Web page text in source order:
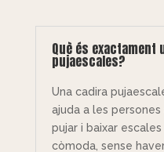
Què és exactament
pujaescales?
Una cadira
ajuda a les
pujar i baixar
còmoda, sense